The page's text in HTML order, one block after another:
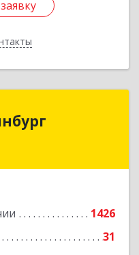
1426
31
Екатеринбург г, 8